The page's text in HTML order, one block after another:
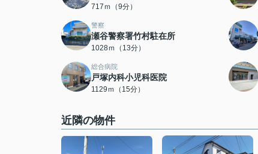
717ｍ（9分）
警察
瀬谷警察署竹村駐在所
1028ｍ（13分）
総合病院
戸塚内科小児科医院
1129ｍ（15分）
近隣の物件